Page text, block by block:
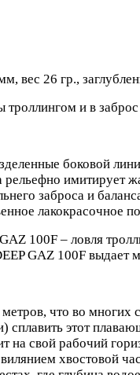
вес 26 гр.,
и в
боковой
рельефно
заброса и
лакокрасочное
100F – ловля
GAZ 100F выдает
что во
этот
на свой рабочий
хвостовой